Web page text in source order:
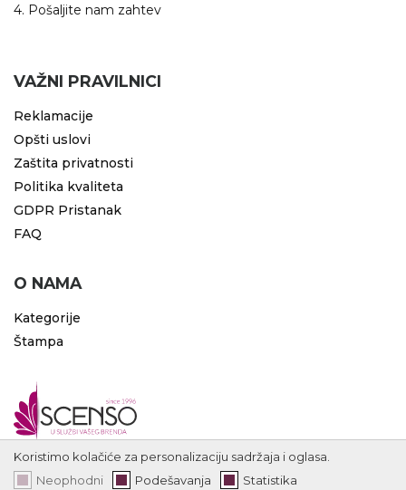
4. Pošaljite nam zahtev
VAŽNI PRAVILNICI
Reklamacije
Opšti uslovi
Zaštita privatnosti
Politika kvaliteta
GDPR Pristanak
FAQ
O NAMA
Kategorije
Štampa
Koristimo kolačiće za personalizaciju sadržaja i oglasa.
Neophodni
Podešavanja Statistika